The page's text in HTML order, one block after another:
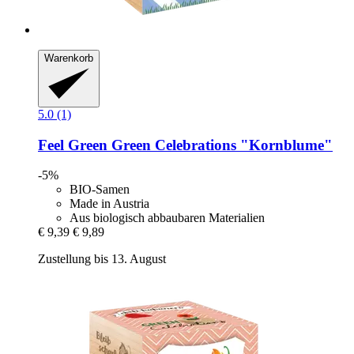
Warenkorb
5.0 (1)
Feel Green Green Celebrations "Kornblume"
-5%
BIO-Samen
Made in Austria
Aus biologisch abbaubaren Materialien
€ 9,39 € 9,89
Zustellung bis 13. August